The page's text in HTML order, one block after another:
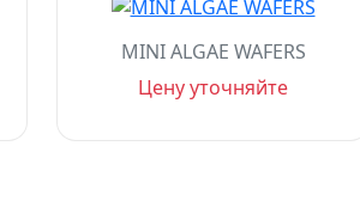
MINI ALGAE WAFERS
Цену уточняйте